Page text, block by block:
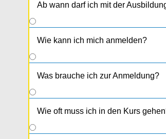
Ab wann darf ich mit der
Wie kann ich mich anmelden?
Was brauche ich zur Anmeldung?
Wie oft muss ich in den Kurs